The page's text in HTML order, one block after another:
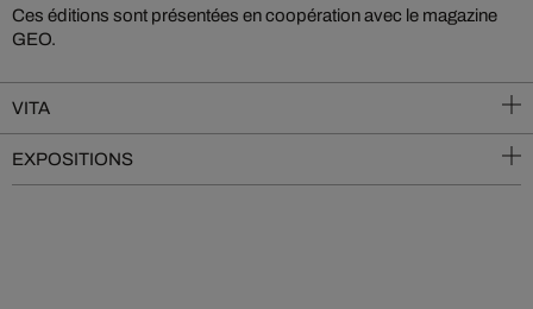
Ces éditions sont présentées en coopération avec le magazine
GEO.
VITA
EXPOSITIONS